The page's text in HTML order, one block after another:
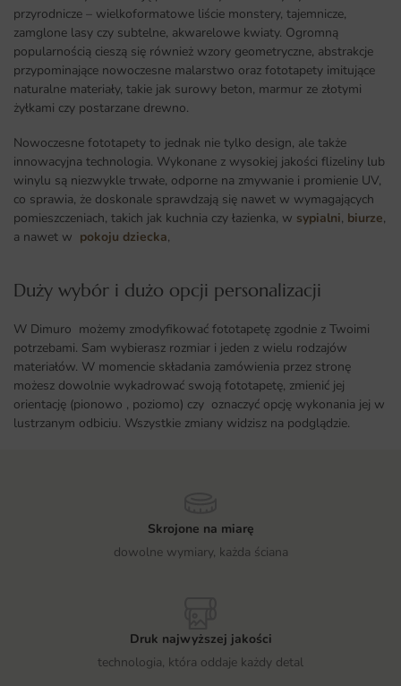
przyrodnicze – wielkoformatowe liście monstery, tajemnicze,
zamglone lasy czy subtelne, akwarelowe kwiaty. Ogromną
popularnością cieszą się również wzory geometryczne, abstrakcje
przypominające nowoczesne malarstwo oraz fototapety imitujące
naturalne materiały, takie jak surowy beton, marmur ze złotymi
żyłkami czy postarzane drewno.
Nowoczesne fototapety to jednak nie tylko design, ale także
innowacyjna technologia. Wykonane z wysokiej jakości flizeliny lub
winylu są niezwykle trwałe, odporne na zmywanie i promienie UV,
co sprawia, że doskonale sprawdzają się nawet w wymagających
pomieszczeniach, takich jak kuchnia czy łazienka, w sypialni, biurze,
a nawet w pokoju dziecka,
Duży wybór i dużo opcji personalizacji ​
W Dimuro możemy zmodyfikować fototapetę zgodnie z Twoimi
potrzebami. Sam wybierasz rozmiar i jeden z wielu rodzajów
materiałów. W momencie składania zamówienia przez stronę
możesz dowolnie wykadrować swoją fototapetę, zmienić jej
orientację (pionowo , poziomo) czy oznaczyć opcję wykonania jej w
lustrzanym odbiciu. Wszystkie zmiany widzisz na podglądzie.
Skrojone na miarę
dowolne wymiary, każda ściana
Druk najwyższej jakości
technologia, która oddaje każdy detal